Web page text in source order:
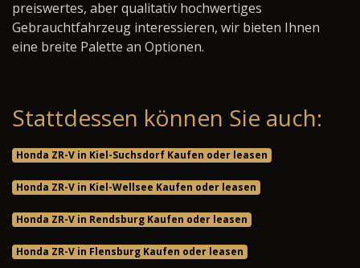
preiswertes, aber qualitativ hochwertiges
Gebrauchtfahrzeug interessieren, wir bieten Ihnen
eine breite Palette an Optionen.
Stattdessen können Sie auch:
Honda ZR-V in Kiel-Suchsdorf Kaufen oder leasen
Honda ZR-V in Kiel-Wellsee Kaufen oder leasen
Honda ZR-V in Rendsburg Kaufen oder leasen
Honda ZR-V in Flensburg Kaufen oder leasen